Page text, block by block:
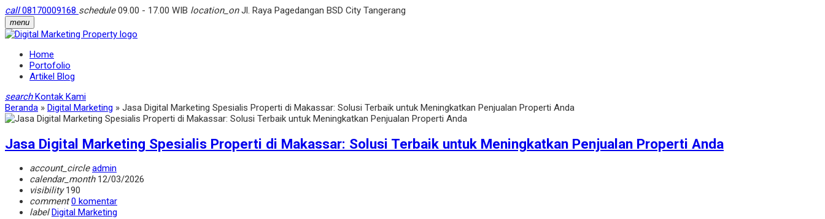
call08170009168 schedule09.00 - 17.00 WIB location_onJl. Raya Pagedangan BSD City Tangerang
menu
Home
Portofolio
Artikel Blog
search Kontak Kami
Beranda » Digital Marketing » Jasa Digital Marketing Spesialis Properti di Makassar: Solusi Terbaik untuk Meningkatkan Penjualan Properti Anda
Jasa Digital Marketing Spesialis Properti di Makassar: Solusi Terbaik untuk Meningkatkan Penjualan Properti Anda
account_circle admin
calendar_month12/03/2026
visibility190
comment 0 komentar
label Digital Marketing